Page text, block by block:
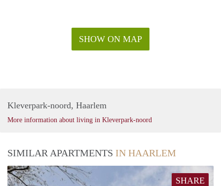
SHOW ON MAP
Kleverpark-noord, Haarlem
More information about living in Kleverpark-noord
SIMILAR APARTMENTS IN HAARLEM
SHARE